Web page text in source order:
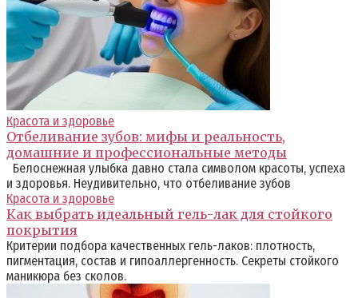
Красота и здоровье
Отбеливание зубов: мифы и реальность,
домашние и профессиональные методы
Белоснежная улыбка давно стала символом красоты, успеха
и здоровья. Неудивительно, что отбеливание зубов
Красота и здоровье
Как выбрать идеальный гель-лак для стойкого
покрытия
Критерии подбора качественных гель-лаков: плотность,
пигментация, состав и гипоаллергенность. Секреты стойкого
маникюра без сколов.